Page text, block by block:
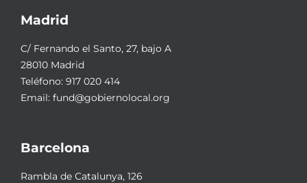
Madrid
C/ Fernando el Santo, 27, bajo A
28010 Madrid
Teléfono: 917 020 414
Email: fund@gobiernolocal.org
Barcelona
Rambla de Catalunya, 126